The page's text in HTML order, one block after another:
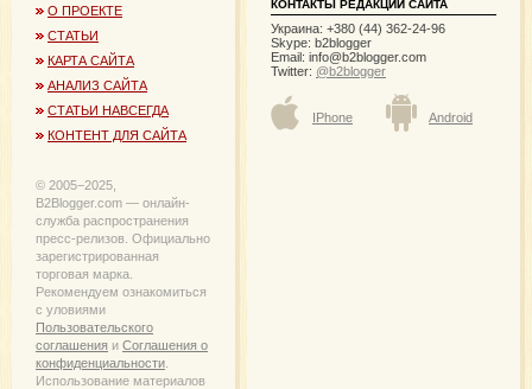
О ПРОЕКТЕ
СТАТЬИ
КАРТА САЙТА
АНАЛИЗ САЙТА
СТАТЬИ НАВСЕГДА
КОНТЕНТ ДЛЯ САЙТА
© 2005−2025,
B2Blogger.com — онлайн-
служба распространения
пресс-релизов. Официально
зарегистрированная
торговая марка.
Рекомендуем ознакомиться
с уловиями
Пользовательского
соглашения и Соглашения о
конфиденциальности
Использование материалов
КОНТАКТЫ РЕДАКЦИИ САЙТА
Украина: +380 (44) 362-24-96
Skype: b2blogger
Email: info@b2blogger.com
Twitter: @b2blogger
IPhone Android